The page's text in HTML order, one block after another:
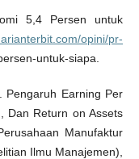
5,4 Persen untuk
opini/pr-
untuk-siapa.
Pengaruh Earning Per
Dan Return on Assets
Manufaktur
Ilmu Manajemen),